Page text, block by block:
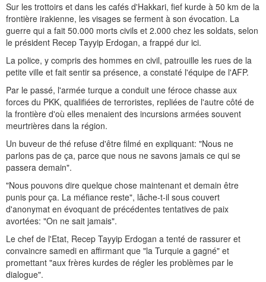
Sur les trottoirs et dans les cafés d'Hakkari, fief kurde à 50 km de la
frontière irakienne, les visages se ferment à son évocation. La
guerre qui a fait 50.000 morts civils et 2.000 chez les soldats, selon
le président Recep Tayyip Erdogan, a frappé dur ici.
La police, y compris des hommes en civil, patrouille les rues de la
petite ville et fait sentir sa présence, a constaté l'équipe de l'AFP.
Par le passé, l'armée turque a conduit une féroce chasse aux
forces du PKK, qualifiées de terroristes, repliées de l'autre côté de
la frontière d'où elles menaient des incursions armées souvent
meurtrières dans la région.
Un buveur de thé refuse d'être filmé en expliquant: "Nous ne
parlons pas de ça, parce que nous ne savons jamais ce qui se
passera demain".
"Nous pouvons dire quelque chose maintenant et demain être
punis pour ça. La méfiance reste", lâche-t-il sous couvert
d'anonymat en évoquant de précédentes tentatives de paix
avortées: "On ne sait jamais".
Le chef de l'Etat, Recep Tayyip Erdogan a tenté de rassurer et
convaincre samedi en affirmant que "la Turquie a gagné" et
promettant "aux frères kurdes de régler les problèmes par le
dialogue".